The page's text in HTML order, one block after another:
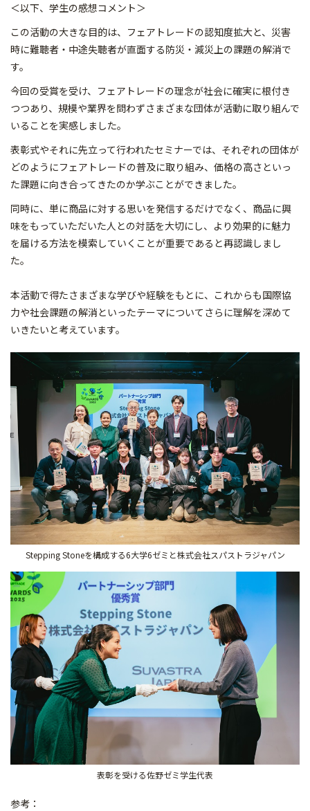
＜以下、学生の感想コメント＞
この活動の大きな目的は、フェアトレードの認知度拡大と、災害
時に難聴者・中途失聴者が直面する防災・減災上の課題の解消で
す。
今回の受賞を受け、フェアトレードの理念が社会に確実に根付き
つつあり、規模や業界を問わずさまざまな団体が活動に取り組んで
いることを実感しました。
表彰式やそれに先立って行われたセミナーでは、それぞれの団体が
どのようにフェアトレードの普及に取り組み、価格の高さといっ
た課題に向き合ってきたのか学ぶことができました。
同時に、単に商品に対する思いを発信するだけでなく、商品に興
味をもっていただいた人との対話を大切にし、より効果的に魅力
を届ける方法を模索していくことが重要であると再認識しまし
た。
本活動で得たさまざまな学びや経験をもとに、これからも国際協
力や社会課題の解消といったテーマについてさらに理解を深めて
いきたいと考えています。
Stepping Stoneを構成する6大学6ゼミと株式会社スパストラジャパン
表彰を受ける佐野ゼミ学生代表
参考：